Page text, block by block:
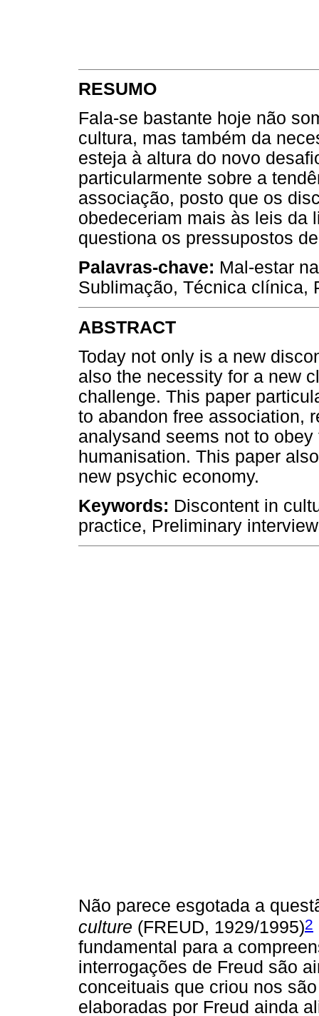
RESUMO
Fala-se bastante hoje não
cultura, mas também da
esteja à altura do novo
particularmente sobre a
associação, posto que os
obedeceriam mais às leis da
questiona os pressupostos
Palavras-chave: Mal-estar
Sublimação, Técnica clínica,
ABSTRACT
Today not only is a new
also the necessity for a new
challenge. This paper
to abandon free association,
analysand seems not to
humanisation. This paper
new psychic economy.
Keywords: Discontent in
practice, Preliminary
Não parece esgotada a
culture (FREUD, 1929/1995)2
fundamental para a
interrogações de Freud são
conceituais que criou nos
elaboradas por Freud ainda